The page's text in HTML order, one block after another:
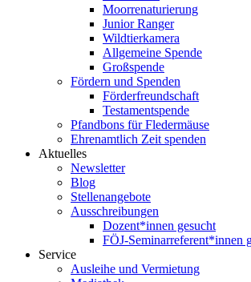
Moorrenaturierung
Junior Ranger
Wildtierkamera
Allgemeine Spende
Großspende
Fördern und Spenden
Förderfreundschaft
Testamentspende
Pfandbons für Fledermäuse
Ehrenamtlich Zeit spenden
Aktuelles
Newsletter
Blog
Stellenangebote
Ausschreibungen
Dozent*innen gesucht
FÖJ-Seminarreferent*innen
Service
Ausleihe und Vermietung